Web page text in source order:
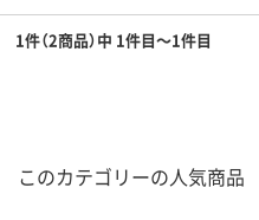
1件（2商品）中 1件目～1件目
このカテゴリーの人気商品